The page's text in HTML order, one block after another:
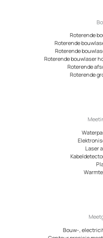
Roterende
Roterende
Roterende
Roterende bouwlaser
Roterende
Roterende
Laser
Bouw-,